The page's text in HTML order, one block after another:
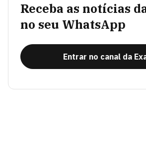
Receba as notícias
no seu WhatsApp
Entrar no canal da